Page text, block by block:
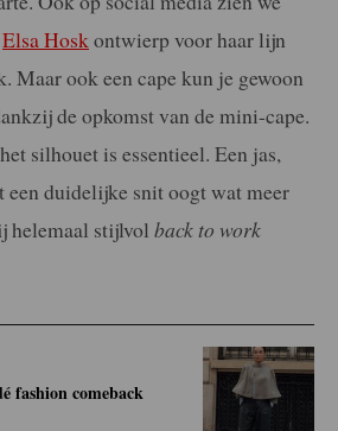
Elsa Hosk ontwierp voor haar lijn
Maar ook een cape kun je gewoon
de opkomst van de mini-cape.
silhouet is essentieel. Een jas,
een duidelijke snit oogt wat meer
helemaal stijlvol back to work
fashion comeback